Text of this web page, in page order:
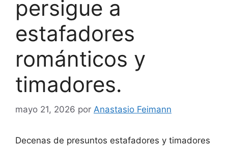
persigue a
estafadores
románticos y
timadores.
mayo 21, 2026 por Anastasio Feimann
Decenas de presuntos estafadores y timadores